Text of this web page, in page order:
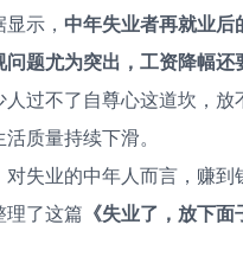
示， 中年失业者再就业
题尤为突出，工资降幅还
人过不了自尊心这道坎，
质量持续下滑。
失业的中年人而言，赚到
理了这篇 《失业了，放下